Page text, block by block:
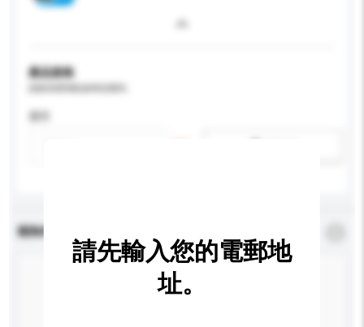
產品規格
查詢內容
請先輸入您的電郵地
址。